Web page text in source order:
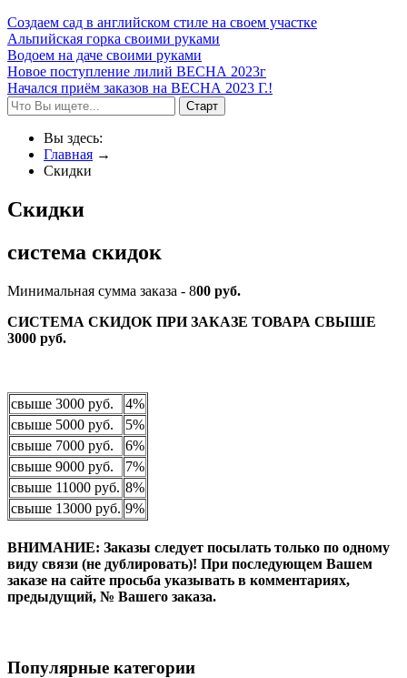
Создаем сад в английском стиле на своем участке
Альпийская горка своими руками
Водоем на даче своими руками
Новое поступление лилий ВЕСНА 2023г
Начался приём заказов на ВЕСНА 2023 Г.!
Вы здесь:
Главная →
Скидки
Скидки
система скидок
Минимальная сумма заказа - 800 руб.
СИСТЕМА СКИДОК ПРИ ЗАКАЗЕ ТОВАРА СВЫШЕ
3000 руб.
свыше 3000 руб.
4%
свыше 5000 руб.
5%
свыше 7000 руб.
6%
свыше 9000 руб.
7%
свыше 11000 руб. 8%
свыше 13000 руб. 9%
ВНИМАНИЕ: Заказы следует посылать только по одному
виду связи (не дублировать)! При последующем Вашем
заказе на сайте просьба указывать в комментариях,
предыдущий, № Вашего заказа.
Популярные категории